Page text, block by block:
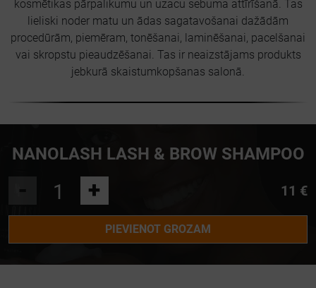
kosmētikas pārpalikumu un uzacu sebuma attīrīšanā. Tas
lieliski noder matu un ādas sagatavošanai dažādām
procedūrām, piemēram, tonēšanai, laminēšanai, pacelšanai
vai skropstu pieaudzēšanai. Tas ir neaizstājams produkts
jebkurā skaistumkopšanas salonā.
NANOLASH LASH & BROW SHAMPOO
+ 11 €
PIEVIENOT GROZAM